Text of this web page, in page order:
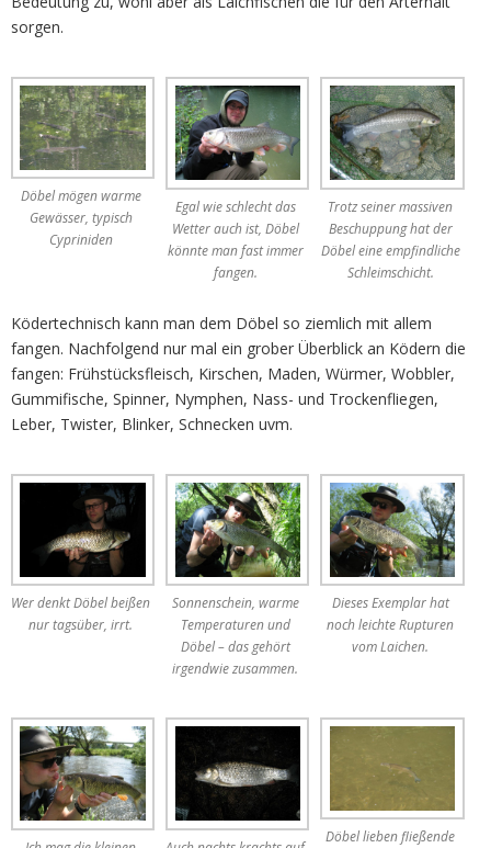
sorgen.
Döbel mögen warme
Gewässer, typisch
Cypriniden
Egal wie schlecht das
Wetter auch ist, Döbel
könnte man fast immer
fangen.
Trotz seiner massiven
Beschuppung hat der
Döbel eine empfindliche
Schleimschicht.
Ködertechnisch kann man dem Döbel so ziemlich mit allem
fangen. Nachfolgend nur mal ein grober Überblick an Ködern die
fangen: Frühstücksfleisch, Kirschen, Maden, Würmer, Wobbler,
Gummifische, Spinner, Nymphen, Nass- und Trockenfliegen,
Leber, Twister, Blinker, Schnecken uvm.
Wer denkt Döbel beißen
nur tagsüber, irrt.
Sonnenschein, warme
Temperaturen und
Döbel – das gehört
irgendwie zusammen.
Dieses Exemplar hat
noch leichte Rupturen
vom Laichen.
Döbel lieben fließende